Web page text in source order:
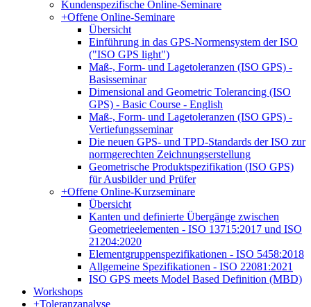
Kundenspezifische Online-Seminare
+Offene Online-Seminare
Übersicht
Einführung in das GPS-Normensystem der ISO
("ISO GPS light")
Maß-, Form- und Lagetoleranzen (ISO GPS) -
Basisseminar
Dimensional and Geometric Tolerancing (ISO
GPS) - Basic Course - English
Maß-, Form- und Lagetoleranzen (ISO GPS) -
Vertiefungsseminar
Die neuen GPS- und TPD-Standards der ISO zur
normgerechten Zeichnungserstellung
Geometrische Produktspezifikation (ISO GPS)
für Ausbilder und Prüfer
+Offene Online-Kurzseminare
Übersicht
Kanten und definierte Übergänge zwischen
Geometrieelementen - ISO 13715:2017 und ISO
21204:2020
Elementgruppenspezifikationen - ISO 5458:2018
Allgemeine Spezifikationen - ISO 22081:2021
ISO GPS meets Model Based Definition (MBD)
Workshops
+Toleranzanalyse